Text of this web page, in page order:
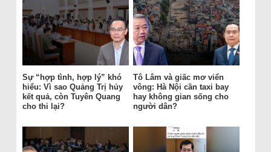
Sự “hợp tình, hợp lý” khó
hiểu: Vì sao Quảng Trị hủy
kết quả, còn Tuyên Quang
cho thi lại?
Tô Lâm và giấc mơ viển
vông: Hà Nội cần taxi bay
hay không gian sống cho
người dân?